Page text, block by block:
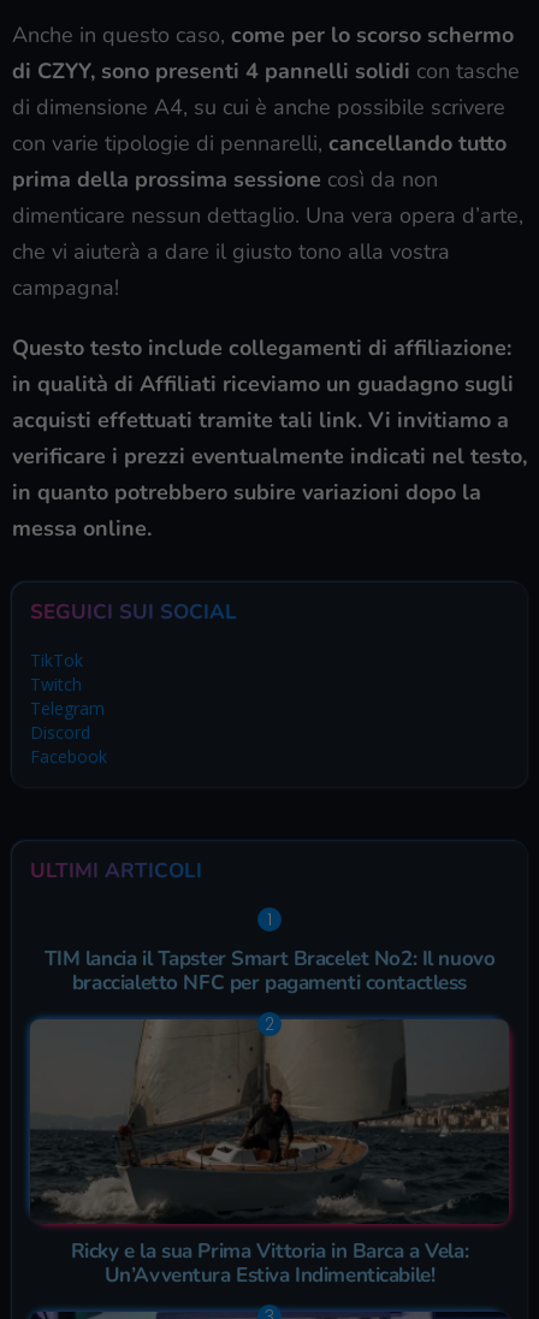
Anche in questo caso, come per lo scorso schermo
di CZYY, sono presenti 4 pannelli solidi con tasche
di dimensione A4, su cui è anche possibile scrivere
con varie tipologie di pennarelli, cancellando tutto
prima della prossima sessione così da non
dimenticare nessun dettaglio. Una vera opera d’arte,
che vi aiuterà a dare il giusto tono alla vostra
campagna!
Questo testo include collegamenti di affiliazione:
in qualità di Affiliati riceviamo un guadagno sugli
acquisti effettuati tramite tali link. Vi invitiamo a
verificare i prezzi eventualmente indicati nel testo,
in quanto potrebbero subire variazioni dopo la
messa online.
SEGUICI SUI SOCIAL
TikTok
Twitch
Telegram
Discord
Facebook
ULTIMI ARTICOLI
TIM lancia il Tapster Smart Bracelet No2: Il nuovo
braccialetto NFC per pagamenti contactless
Ricky e la sua Prima Vittoria in Barca a Vela:
Un’Avventura Estiva Indimenticabile!